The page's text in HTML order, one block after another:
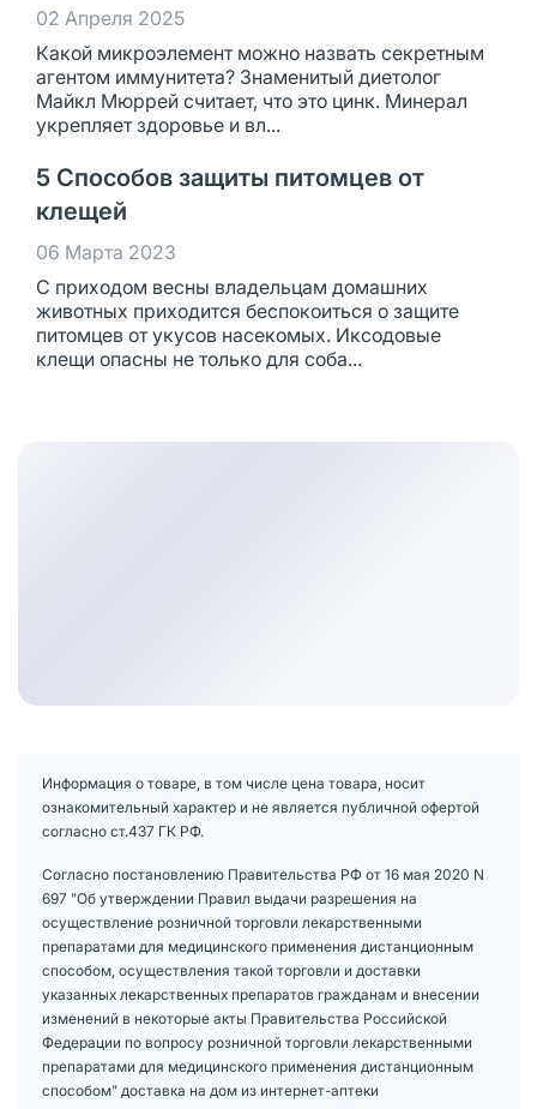
02 Апреля 2025
Какой микроэлемент можно назвать секретным
агентом иммунитета? Знаменитый диетолог
Майкл Мюррей считает, что это цинк. Минерал
укрепляет здоровье и вл...
5 Способов защиты питомцев от
клещей
06 Марта 2023
С приходом весны владельцам домашних
животных приходится беспокоиться о защите
питомцев от укусов насекомых. Иксодовые
клещи опасны не только для соба...
Информация о товаре, в том числе цена товара, носит
ознакомительный характер и не является публичной офертой
согласно ст.437 ГК РФ.
Согласно постановлению Правительства РФ от 16 мая 2020 N
697 "Об утверждении Правил выдачи разрешения на
осуществление розничной торговли лекарственными
препаратами для медицинского применения дистанционным
способом, осуществления такой торговли и доставки
указанных лекарственных препаратов гражданам и внесении
изменений в некоторые акты Правительства Российской
Федерации по вопросу розничной торговли лекарственными
препаратами для медицинского применения дистанционным
способом" доставка на дом из интернет-аптеки